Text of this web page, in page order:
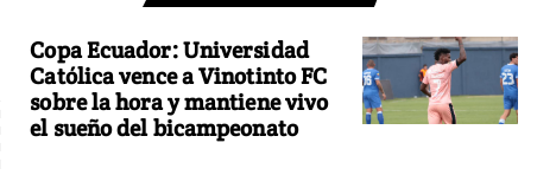
Copa Ecuador: Universidad
Católica vence a Vinotinto FC
sobre la hora y mantiene vivo
el sueño del bicampeonato